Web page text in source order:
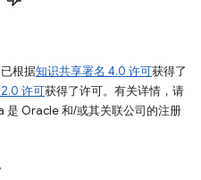
根据知识共享署名 4.0 许可获得了
许可获得了许可。有关详情，请
是 Oracle 和/或其关联公司的注册